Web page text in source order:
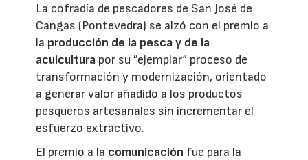
La cofradía de pescadores de San José de
Cangas (Pontevedra) se alzó con el premio a
la producción de la pesca y de la
acuicultura por su ”ejemplar“ proceso de
transformación y modernización, orientado
a generar valor añadido a los productos
pesqueros artesanales sin incrementar el
esfuerzo extractivo.
El premio a la comunicación fue para la